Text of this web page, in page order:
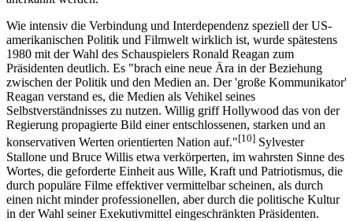
Wie intensiv die Verbindung und Interdependenz speziell der US-
amerikanischen Politik und Filmwelt wirklich ist, wurde spätestens
1980 mit der Wahl des Schauspielers Ronald Reagan zum
Präsidenten deutlich. Es "brach eine neue Ära in der Beziehung
zwischen der Politik und den Medien an. Der 'große Kommunikator'
Reagan verstand es, die Medien als Vehikel seines
Selbstverständnisses zu nutzen. Willig griff Hollywood das von der
Regierung propagierte Bild einer entschlossenen, starken und an
konservativen Werten orientierten Nation auf."[10] Sylvester
Stallone und Bruce Willis etwa verkörperten, im wahrsten Sinne des
Wortes, die geforderte Einheit aus Wille, Kraft und Patriotismus, die
durch populäre Filme effektiver vermittelbar scheinen, als durch
einen nicht minder professionellen, aber durch die politische Kultur
in der Wahl seiner Exekutivmittel eingeschränkten Präsidenten.